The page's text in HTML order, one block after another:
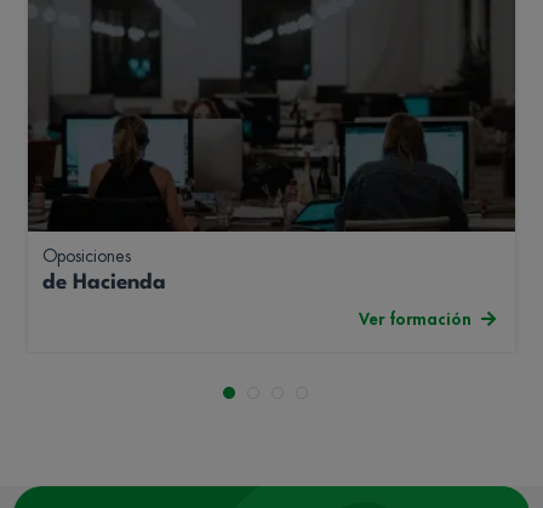
Oposiciones
de Hacienda
Ver formación